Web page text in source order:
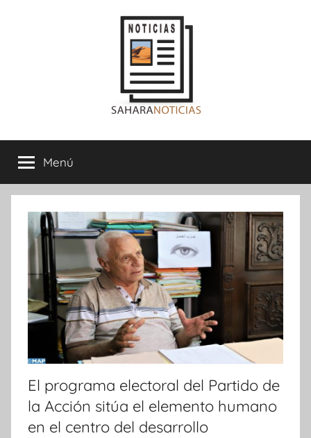
Sahara
Noticias
Menú
El programa electoral del Partido de
la Acción sitúa el elemento humano
en el centro del desarrollo